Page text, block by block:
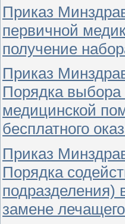
Приказ
первичной
получение
Приказ
Порядка выбора
медицинской
бесплатного
Приказ
Порядка
подразделения)
замене